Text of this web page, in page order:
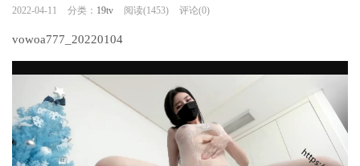
2022-04-11 分类： 19tv 阅读(1453) 评论(0)
vowoa777_20220104